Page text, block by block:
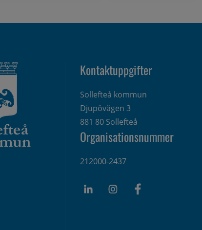
Kontaktuppgifter
Sollefteå kommun
Djupövägen 3
881 80 Sollefteå
Organisationsnummer
212000-2437